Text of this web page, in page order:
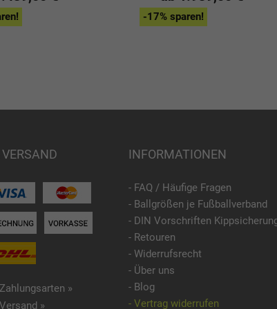
-17% sparen!
»
»
INFORMATIONEN
- FAQ / Häufige Fragen
- Ballgrößen je Fußballverband
- DIN Vorschriften
- Retouren
- Widerrufsrecht
- Über uns
- Blog
- Vertrag widerrufen